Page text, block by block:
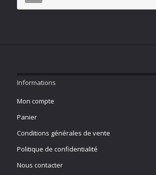
Informations
Mon compte
Panier
Conditions générales de vente
Politique de confidentialité
Nous contacter